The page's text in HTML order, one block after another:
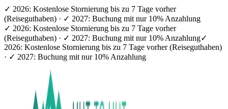
✓ 2026: Kostenlose Stornierung bis zu 7 Tage vorher
(Reiseguthaben) · ✓ 2027: Buchung mit nur 10% Anzahlung
✓ 2026: Kostenlose Stornierung bis zu 7 Tage vorher
(Reiseguthaben) · ✓ 2027: Buchung mit nur 10% Anzahlung✓
2026: Kostenlose Stornierung bis zu 7 Tage vorher (Reiseguthaben)
· ✓ 2027: Buchung mit nur 10% Anzahlung